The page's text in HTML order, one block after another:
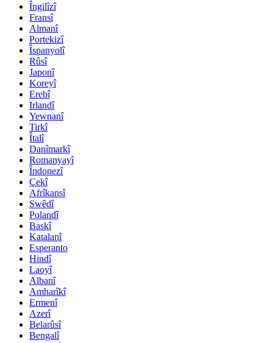
Îngilîzî
Fransî
Almanî
Portekizî
Îspanyolî
Rûsî
Japonî
Koreyî
Erebî
Irlandî
Yewnanî
Tirkî
Îtalî
Danîmarkî
Romanyayî
Îndonezî
Çekî
Afrîkansî
Swêdî
Polandî
Baskî
Katalanî
Esperanto
Hindî
Laoyî
Albanî
Amharîkî
Ermenî
Azerî
Belarûsî
Bengalî